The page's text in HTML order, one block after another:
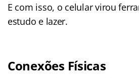
E com isso, o celular virou
estudo e lazer.
Conexões Físicas